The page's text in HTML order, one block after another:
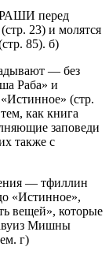
РАШИ перед
23) и молятся
85). б)
— без
Раба» и
(стр.
как книга
заповеди
также с
— тфиллин
«Истинное»,
вещей», которые
Мишны
г)